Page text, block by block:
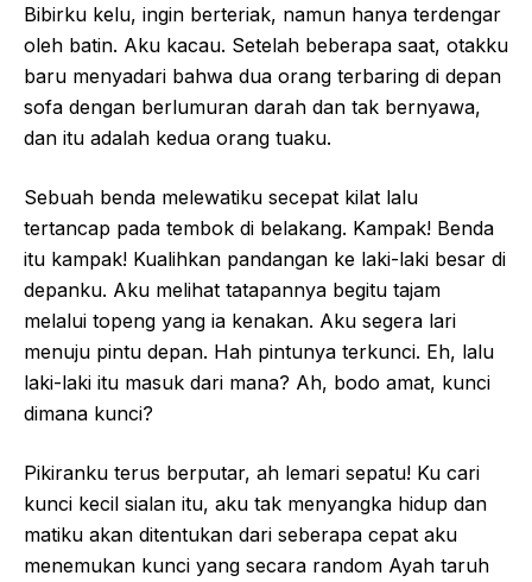
Bibirku kelu, ingin berteriak, namun hanya terdengar
oleh batin. Aku kacau. Setelah beberapa saat, otakku
baru menyadari bahwa dua orang terbaring di depan
sofa dengan berlumuran darah dan tak bernyawa,
dan itu adalah kedua orang tuaku.
Sebuah benda melewatiku secepat kilat lalu
tertancap pada tembok di belakang. Kampak! Benda
itu kampak! Kualihkan pandangan ke laki-laki besar di
depanku. Aku melihat tatapannya begitu tajam
melalui topeng yang ia kenakan. Aku segera lari
menuju pintu depan. Hah pintunya terkunci. Eh, lalu
laki-laki itu masuk dari mana? Ah, bodo amat, kunci
dimana kunci?
Pikiranku terus berputar, ah lemari sepatu! Ku cari
kunci kecil sialan itu, aku tak menyangka hidup dan
matiku akan ditentukan dari seberapa cepat aku
menemukan kunci yang secara random Ayah taruh